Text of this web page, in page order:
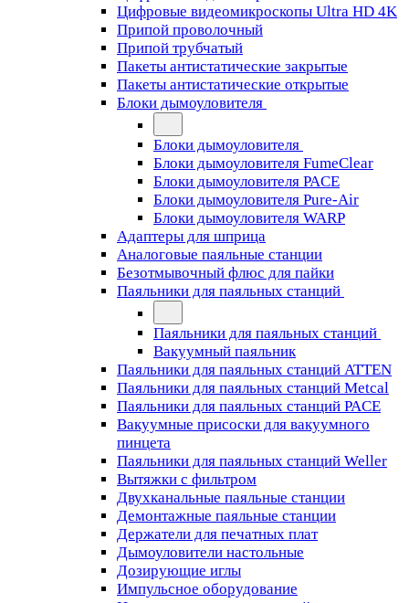
Цифровые видеомикроскопы Ultra HD 4K
Припой проволочный
Припой трубчатый
Пакеты антистатические закрытые
Пакеты антистатические открытые
Блоки дымоуловителя
Блоки дымоуловителя
Блоки дымоуловителя FumeClear
Блоки дымоуловителя PACE
Блоки дымоуловителя Pure-Air
Блоки дымоуловителя WARP
Адаптеры для шприца
Аналоговые паяльные станции
Безотмывочный флюс для пайки
Паяльники для паяльных станций
Паяльники для паяльных станций
Вакуумный паяльник
Паяльники для паяльных станций ATTEN
Паяльники для паяльных станций Metcal
Паяльники для паяльных станций PACE
Вакуумные присоски для вакуумного
пинцета
Паяльники для паяльных станций Weller
Вытяжки с фильтром
Двухканальные паяльные станции
Демонтажные паяльные станции
Держатели для печатных плат
Дымоуловители настольные
Дозирующие иглы
Импульсное оборудование